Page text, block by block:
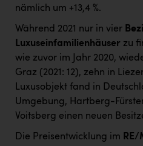
nämlich um +13,4 %.
Während 2021 nur in vier
Luxuseinfamilienhäuser zu
wie zuvor im Jahr 2020,
Graz (2021: 12), zehn in
Luxusobjekt fand in
Umgebung, Hartberg-
Voitsberg einen neuen
Die Preisentwicklung im RE/